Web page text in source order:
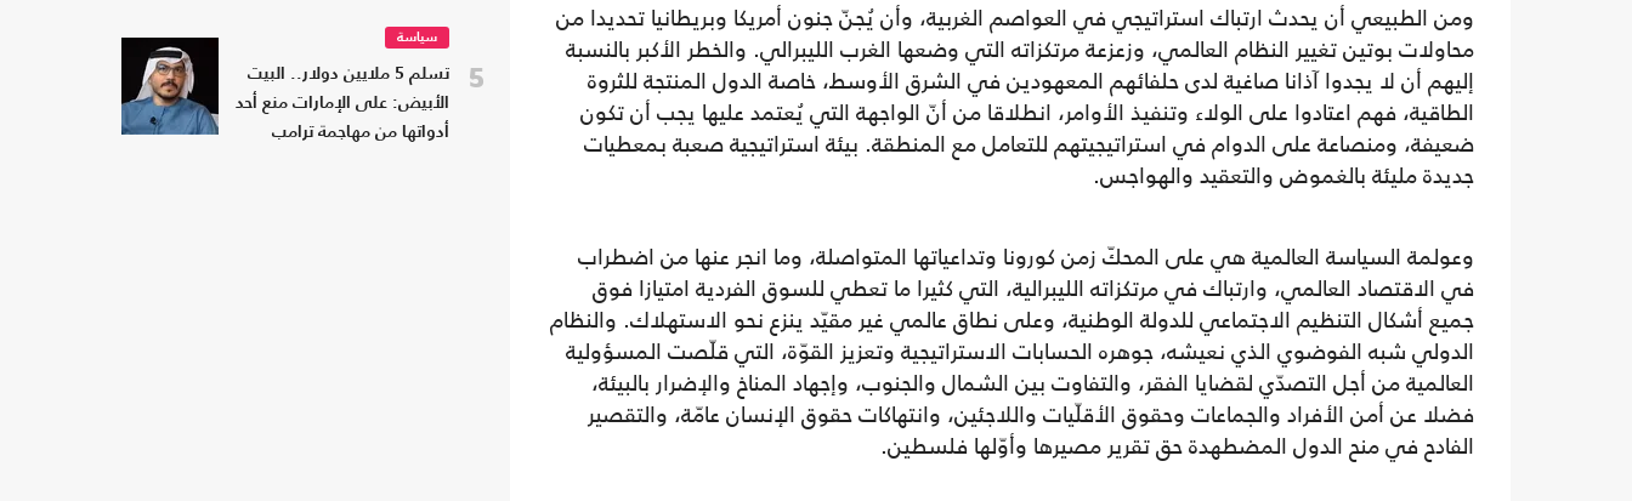
ومن الطبيعي أن يحدث ارتباك استراتيجي في العواصم الغربية، وأن يُجنّ جنون أمريكا وبريطانيا تحديدا من
محاولات بوتين تغيير النظام العالمي، وزعزعة مرتكزاته التي وضعها الغرب الليبرالي. والخطر الأكبر بالنسبة
إليهم أن لا يجدوا آذانا صاغية لدى حلفائهم المعهودين في الشرق الأوسط، خاصة الدول المنتجة للثروة
الطاقية، فهم اعتادوا على الولاء وتنفيذ الأوامر، انطلاقا من أنّ الواجهة التي يُعتمد عليها يجب أن تكون
ضعيفة، ومنصاعة على الدوام في استراتيجيتهم للتعامل مع المنطقة. بيئة استراتيجية صعبة بمعطيات
جديدة مليئة بالغموض والتعقيد والهواجس.
وعولمة السياسة العالمية هي على المحكّ زمن كورونا وتداعياتها المتواصلة، وما انجر عنها من اضطراب
في الاقتصاد العالمي، وارتباك في مرتكزاته الليبرالية، التي كثيرا ما تعطي للسوق الفردية امتيازا فوق
جميع أشكال التنظيم الاجتماعي للدولة الوطنية، وعلى نطاق عالمي غير مقيّد ينزع نحو الاستهلاك. والنظام
الدولي شبه الفوضوي الذي نعيشه، جوهره الحسابات الاستراتيجية وتعزيز القوّة، التي قلّصت المسؤولية
العالمية من أجل التصدّي لقضايا الفقر، والتفاوت بين الشمال والجنوب، وإجهاد المناخ والإضرار بالبيئة،
فضلا عن أمن الأفراد والجماعات وحقوق الأقلّيات واللاجئين، وانتهاكات حقوق الإنسان عامّة، والتقصير
الفادح في منح الدول المضطهدة حق تقرير مصيرها وأوّلها فلسطين.
5
سياسة
تسلم 5 ملايين دولار.. البيت
الأبيض: على الإمارات منع أحد
أدواتها من مهاجمة ترامب